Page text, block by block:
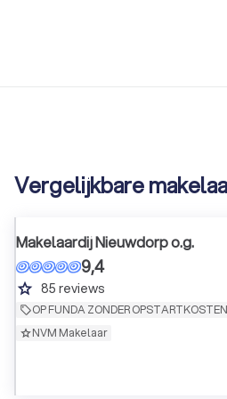
Vergelijkbare
Makelaardij Nieuwdorp o.g.
9,4
grade 85 reviews
OP FUNDA ZONDER OPSTARTKOSTEN
NVM Makelaar